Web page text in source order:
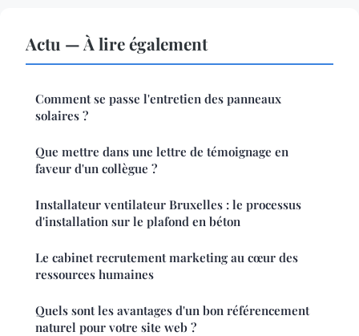
Actu — À lire également
Comment se passe l'entretien des panneaux
solaires ?
Que mettre dans une lettre de témoignage en
faveur d'un collègue ?
Installateur ventilateur Bruxelles : le processus
d'installation sur le plafond en béton
Le cabinet recrutement marketing au cœur des
ressources humaines
Quels sont les avantages d'un bon référencement
naturel pour votre site web ?